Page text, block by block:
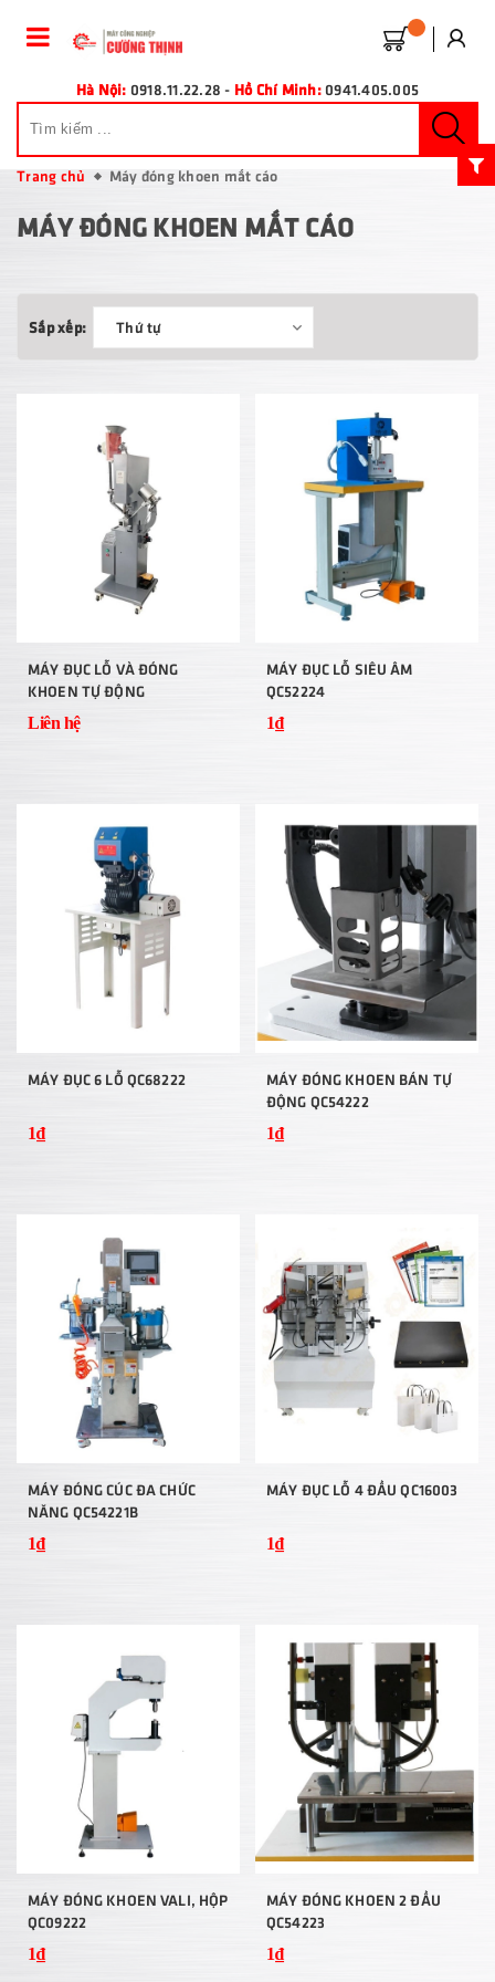
Hà Nội: 0918.11.22.28 - Hồ Chí Minh: 0941.405.005
Trang chủ Máy đóng khoen mắt cáo
MÁY ĐÓNG KHOEN MẮT CÁO
Sắp xếp: Thứ tự
MÁY ĐỤC LỖ VÀ ĐÓNG
KHOEN TỰ ĐỘNG
Liên hệ
MÁY ĐỤC LỖ SIÊU ÂM
QC52224
1₫
MÁY ĐỤC 6 LỖ QC68222
1₫
MÁY ĐÓNG KHOEN BÁN TỰ
ĐỘNG QC54222
1₫
MÁY ĐÓNG CÚC ĐA CHỨC
NĂNG QC54221B
1₫
MÁY ĐỤC LỖ 4 ĐẦU QC16003
1₫
MÁY ĐÓNG KHOEN VALI, HỘP
QC09222
1₫
MÁY ĐÓNG KHOEN 2 ĐẦU
QC54223
1₫